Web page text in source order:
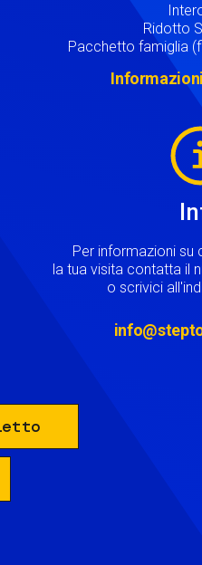
Ridotto
Pacchetto famiglia
Per informazioni
la tua visita contatta il
o scrivici